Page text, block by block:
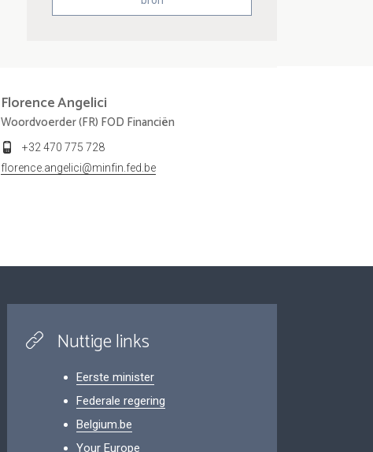
FlorenceAngelici
Woordvoerder (FR) FOD Financiën
+32 470 775 728
florence.angelici@minfin.fed.be
Nuttige links
Eerste minister
Federale regering
Belgium.be
Your Europe